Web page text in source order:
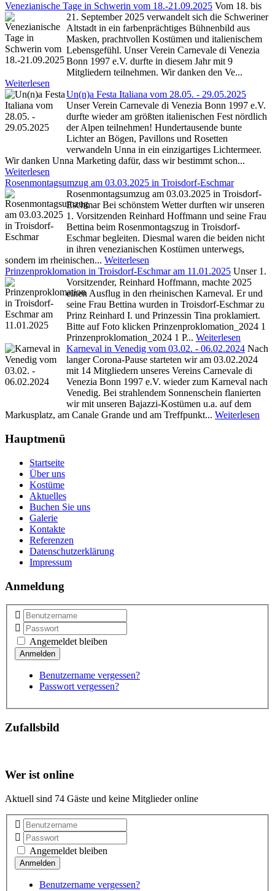
Venezianische Tage in Schwerin vom 18.-21.09.2025 Vom 18. bis
21. September 2025 verwandelt sich die Schweriner
Altstadt in ein farbenprächtiges Bühnenbild aus
Masken, prachtvollen Kostümen und italienischem
Lebensgefühl. Unser Verein Carnevale di Venezia
Bonn 1997 e.V. durfte in diesem Jahr mit 9
Mitgliedern teilnehmen. Wir danken den Ve...
Weiterlesen
Un(n)a Festa Italiana vom 28.05. - 29.05.2025
Unser Verein Carnevale di Venezia Bonn 1997 e.V.
durfte wieder am größten italienischen Fest nördlich
der Alpen teilnehmen! Hundertausende bunte
Lichter an Bögen, Pavillons und Rosetten
verwandeln Unna in ein einzigartiges Lichtermeer.
Wir danken Unna Marketing dafür, dass wir bestimmt schon...
Weiterlesen
Rosenmontagsumzug am 03.03.2025 in Troisdorf-Eschmar
Rosenmontagsumzug am 03.03.2025 in Troisdorf-
Eschmar Bei schönstem Wetter durften wir unseren
1. Vorsitzenden Reinhard Hoffmann und seine Frau
Bettina beim Rosenmontagszug in Troisdorf-
Eschmar begleiten. Diesmal waren die beiden nicht
in ihren venezianischen Kostümen unterwegs,
sondern im rheinischen... Weiterlesen
Prinzenproklomation in Troisdorf-Eschmar am 11.01.2025 Unser 1.
Vorsitzender, Reinhard Hoffmann, machte 2025
einen Ausflug in den rheinischen Karneval. Er und
seine Frau Bettina wurden in Troisdorf-Eschmar zu
Prinz Reinhard I. und Prinzessin Tina proklamiert.
Bitte auf Foto klicken Prinzenproklomation_2024 1
Prinzenproklomation_2024 1 P... Weiterlesen
Karneval in Venedig vom 03.02. - 06.02.2024 Nach
langer Corona-Pause starteten wir am 03.02.2024
mit 14 Mitgliedern unseres Vereins Carnevale di
Venezia Bonn 1997 e.V. wieder zum Karneval nach
Venedig. Bei strahlendem Sonnenschein flanierten
wir mit unseren Bajazzi-Kostümen u.a. auf dem
Markusplatz, am Canale Grande und am Treffpunkt... Weiterlesen
Hauptmenü
Startseite
Über uns
Kostüme
Aktuelles
Buchen Sie uns
Galerie
Kontakte
Referenzen
Datenschutzerklärung
Impressum
Anmeldung
Angemeldet bleiben
Benutzername vergessen?
Passwort vergessen?
Zufallsbild
Wer ist online
Aktuell sind 74 Gäste und keine Mitglieder online
Angemeldet bleiben
Benutzername vergessen?